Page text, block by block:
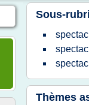
Sous-
Thèmes